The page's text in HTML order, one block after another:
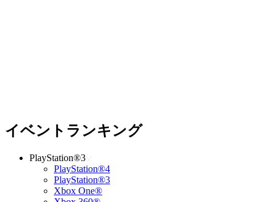
イベントランキング
PlayStation®3
PlayStation®4
PlayStation®3
Xbox One®